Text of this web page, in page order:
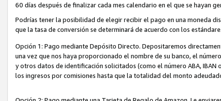
60 días después de finalizar cada mes calendario en el que se hayan
Podrías tener la posibilidad de elegir recibir el pago en una moneda
que la tasa de conversión se determinará de acuerdo con los
Opción 1: Pago mediante Depósito Directo. Depositaremos
una vez que nos haya proporcionado el nombre de su banco, el
y otros datos de identificación solicitados (como el número ABA,
los ingresos por comisiones hasta que la totalidad del monto